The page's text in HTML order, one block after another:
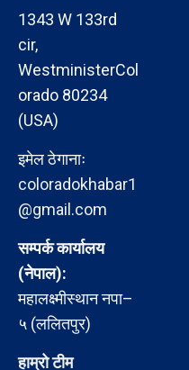
1343 W 133rd
cir,
WestministerCol
orado 80234
(USA)
इमेल ठेगानाः
coloradokhabar1
@gmail.com
सम्पर्क कार्यालय
(नेपाल):
महालक्ष्मीस्थान नपा–
५ (ललितपुर)
हाम्रो टीम